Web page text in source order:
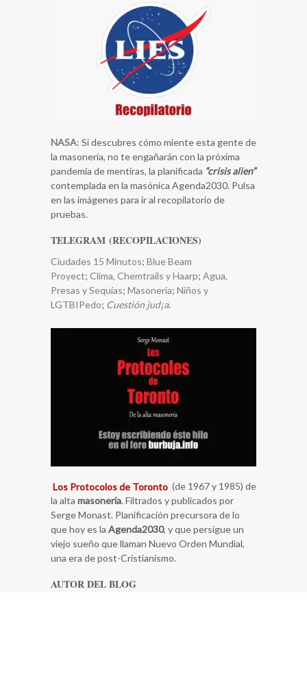
NASA: Si descubres cómo miente esta gente de
la masonería, no te engañarán con la próxima
pandemia de mentiras, la planificada “crisis alien”
contemplada en la masónica Agenda2030. Pulsa
en las imágenes para ir al recopilatorio de
pruebas.
TELEGRAM (RECOPILACIONES)
Ciudades 15 Minutos; Blue Beam
Proyect; Clima, Chemtrails y Haarp; ​Agua,
Presas y Sequías; Masonería; Niños y
LGTBIPedo; Cuestión jud¡a.
Los Protocolos de Toronto (de 1967 y 1985) de
la alta masonería. Filtrados y publicados por
Serge Monast. Planificación precursora de lo
que hoy es la Agenda2030, y que persigue un
viejo sueño que llaman Nuevo Orden Mundial,
una era de post-Cristianismo.
AUTOR DEL BLOG